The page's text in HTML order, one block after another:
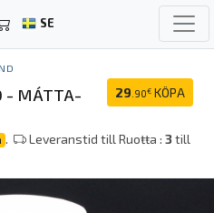
SE
29 .90€ KÖPA
- MÁTTA-
. Leveranstid till Ruoŧŧa :3till